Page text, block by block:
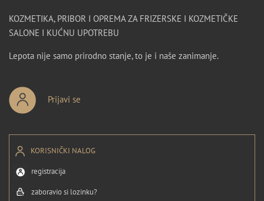
KOZMETIKA, PRIBOR I OPREMA ZA FRIZERSKE I KOZMETIČKE
SALONE I KUĆNU UPOTREBU
Lepota nije samo prirodno stanje, to je i naše zanimanje.
Prijavi se
KORISNIČKI NALOG
registracija
zaboravio si lozinku?